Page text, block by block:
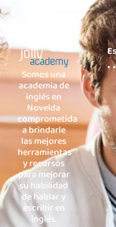
Somos una
academia de
inglés en
Novelda
comprometida
a brindarle
las mejores
herramientas
y recursos
para mejorar
su habilidad
de hablar y
escribir en
inglés.